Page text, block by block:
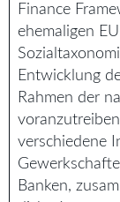
Finance
ehemaligen
Entwicklung
Rahmen der
verschiedene
Banken,